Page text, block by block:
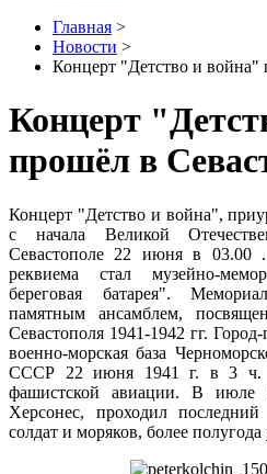
Главная >
Новости >
Концерт "Детство и война"
Концерт
прошёл в
Концерт "Детство и война",
с начала Великой
Севастополе 22 июня в 03.00
реквиема стал музейно-
береговая батарея".
памятным ансамблем,
Севастополя 1941-1942 гг.
военно-морская база
СССР 22 июня 1941 г. в 3 ч.
фашистской авиации. В июле
Херсонес, проходил
солдат и моряков, более